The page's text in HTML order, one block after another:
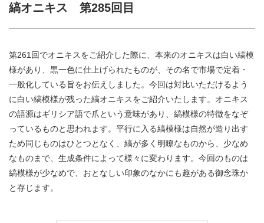
縞オニキス 第285回目
第261回でオニキスをご紹介した際に、本来のオニキスは白い縞模
様があり、黒一色に仕上げられたものが、その名で市場で定着・
一般化している旨をお伝えしました。今回は対比いただけるよう
に白い縞模様が残った縞オニキスをご紹介いたします。オニキス
の語源はギリシア語で爪という意味があり、縞模様の特徴をなぞ
っているものと思われます。平行に入る縞模様は自然が造り出す
ため同じものはひとつとなく、縞が多く明瞭なものから、少なめ
なものまで、生成条件によって様々に変わります。今回のものは
縞模様が少なめで、おとなしい印象のなかにも趣がある御念珠か
と存じます。